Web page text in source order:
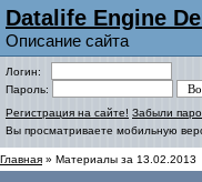
Datalife Engine
Описание сайта
Логин:
Пароль:
Регистрация на сайте! Забыли
Вы просматриваете мобильную
Главная » Материалы за 13.02.2013